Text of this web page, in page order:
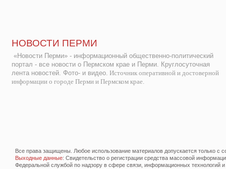
НОВОСТИ ПЕРМИ
«Новости Перми» - информационный общественно-политический
портал - все новости о Пермском крае и Перми. Круглосуточная
лента новостей. Фото- и видео. Источник оперативной и достоверной
информации о городе Перми и Пермском крае.
Все права защищены. Любое использование материалов допускается только с
Выходные данные: Свидетельство о регистрации средства массовой
Федеральной службой по надзору в сфере связи, информационных технологий